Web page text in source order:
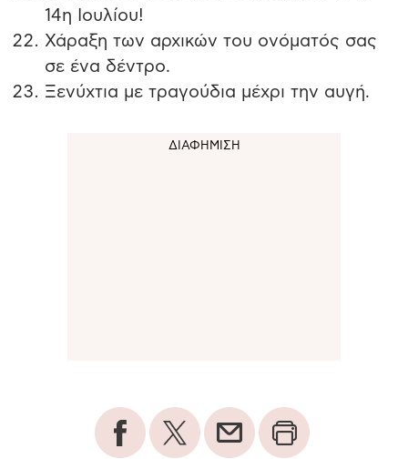
14η Ιουλίου!
Χάραξη των αρχικών του ονόματός σας
σε ένα δέντρο.
Ξενύχτια με τραγούδια μέχρι την αυγή.